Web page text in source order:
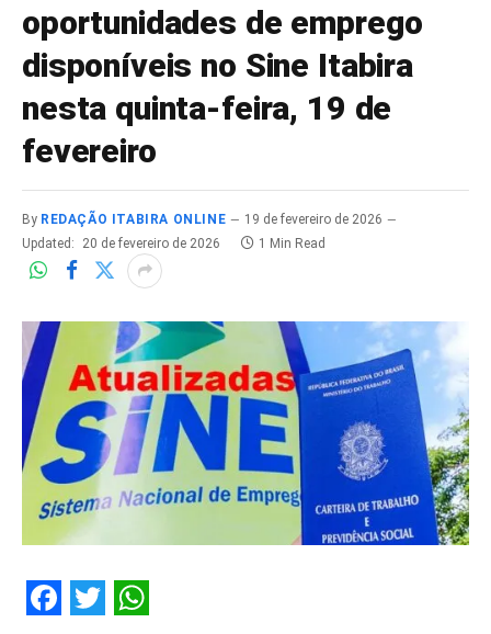
oportunidades de emprego
disponíveis no Sine Itabira
nesta quinta-feira, 19 de
fevereiro
By REDAÇÃO ITABIRA ONLINE
19 de fevereiro de 2026
Updated:
20 de fevereiro de 2026 1 Min Read